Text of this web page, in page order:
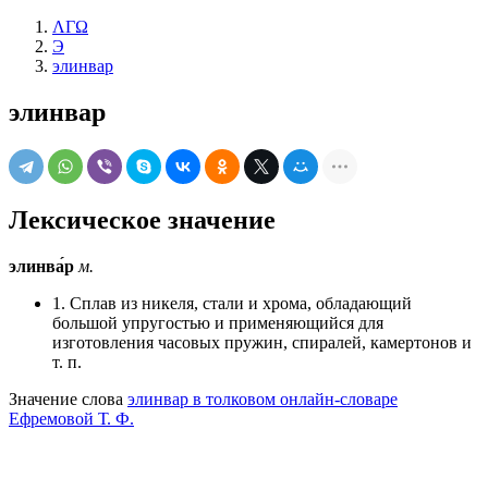
ΛΓΩ
Э
элинвар
элинвар
Лексическое значение
элинва́р м.
1. Сплав из никеля, стали и хрома, обладающий
большой упругостью и применяющийся для
изготовления часовых пружин, спиралей, камертонов и
т. п.
Значение слова элинвар в толковом онлайн-словаре
Ефремовой Т. Ф.